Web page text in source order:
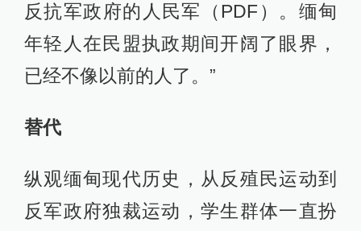
反抗军政府的人民军（PDF）。缅甸
年轻人在民盟执政期间开阔了眼界，
已经不像以前的人了。”
替代
纵观缅甸现代历史，从反殖民运动到
反军政府独裁运动，学生群体一直扮